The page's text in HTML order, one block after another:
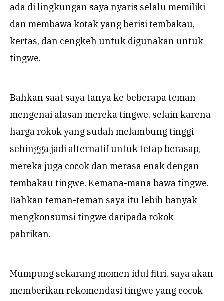
ada di lingkungan saya nyaris selalu memiliki
dan membawa kotak yang berisi tembakau,
kertas, dan cengkeh untuk digunakan untuk
tingwe.
Bahkan saat saya tanya ke beberapa teman
mengenai alasan mereka tingwe, selain karena
harga rokok yang sudah melambung tinggi
sehingga jadi alternatif untuk tetap berasap,
mereka juga cocok dan merasa enak dengan
tembakau tingwe. Kemana-mana bawa tingwe.
Bahkan teman-teman saya itu lebih banyak
mengkonsumsi tingwe daripada rokok
pabrikan.
Mumpung sekarang momen idul fitri, saya akan
memberikan rekomendasi tingwe yang cocok